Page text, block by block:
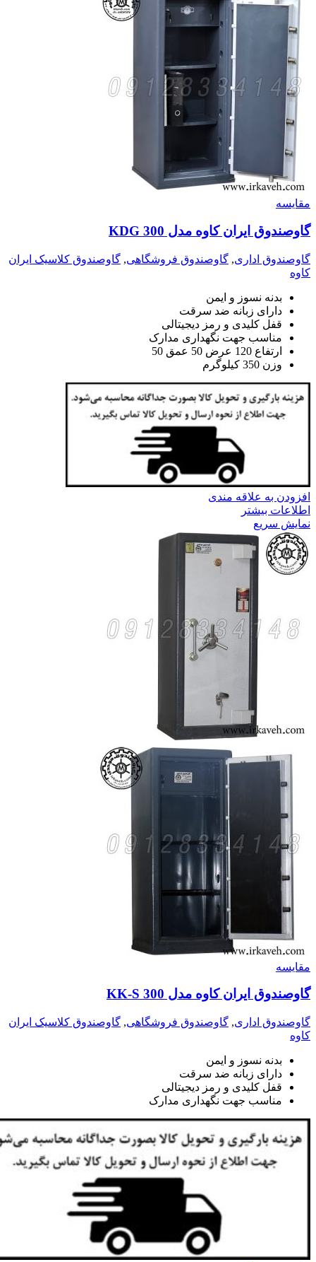
مقايسه
گاوصندوق ایران کاوه مدل 300 KDG
گاوصندوق اداری, گاوصندوق فروشگاهی, گاوصندوق کلاسیک ایران
کاوه
بدنه نسوز و ایمن
دارای زبانه ضد سرقت
قفل کلیدی و رمز دیجیتالی
مناسب جهت نگهداری مدارک
ارتفاع 120 عرض 50 عمق 50
وزن 350 کیلوگرم
افزودن به علاقه مندی
اطلاعات بیشتر
نمایش سریع
مقايسه
گاوصندوق ایران کاوه مدل 300 KK-S
گاوصندوق اداری, گاوصندوق فروشگاهی, گاوصندوق کلاسیک ایران
کاوه
بدنه نسوز و ایمن
دارای زبانه ضد سرقت
قفل کلیدی و رمز دیجیتالی
مناسب جهت نگهداری مدارک